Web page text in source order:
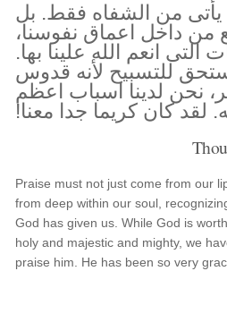
يأتى من الشفاه فقط. بل
من داخل اعماق نفوسنا،
انعم الله علينا بها.
للتسبيح لأنه قدوس
نحن لدينا اسباب اعظم
لقد كان كريما جدا معنا!
Praise must not just come from our
from deep within our soul,
God has given us. While God is
holy and majestic and mighty, we
praise him. He has been so very